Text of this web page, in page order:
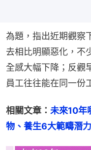
為題，指出近期觀察
去相比明顯惡化，不
全感大幅下降；反觀
員工往往能在同一份
相關文章： 未來10年
物、養生6大範疇潛